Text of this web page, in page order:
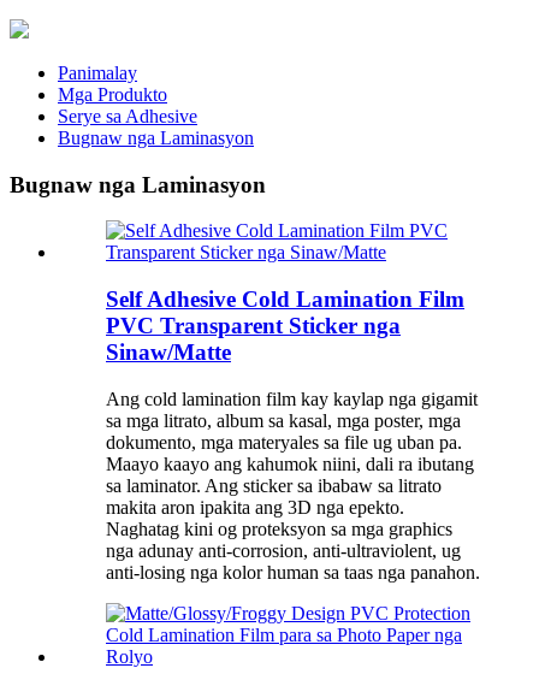
Panimalay
Mga Produkto
Serye sa Adhesive
Bugnaw nga Laminasyon
Bugnaw nga Laminasyon
Self Adhesive Cold Lamination Film
PVC Transparent Sticker nga
Sinaw/Matte
Ang cold lamination film kay kaylap nga gigamit
sa mga litrato, album sa kasal, mga poster, mga
dokumento, mga materyales sa file ug uban pa.
Maayo kaayo ang kahumok niini, dali ra ibutang
sa laminator. Ang sticker sa ibabaw sa litrato
makita aron ipakita ang 3D nga epekto.
Naghatag kini og proteksyon sa mga graphics
nga adunay anti-corrosion, anti-ultraviolent, ug
anti-losing nga kolor human sa taas nga panahon.